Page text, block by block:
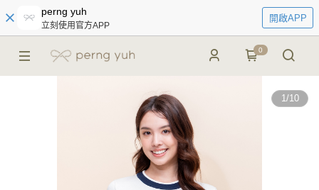
perng yuh
立刻使用官方APP
開啟APP
0
1/10